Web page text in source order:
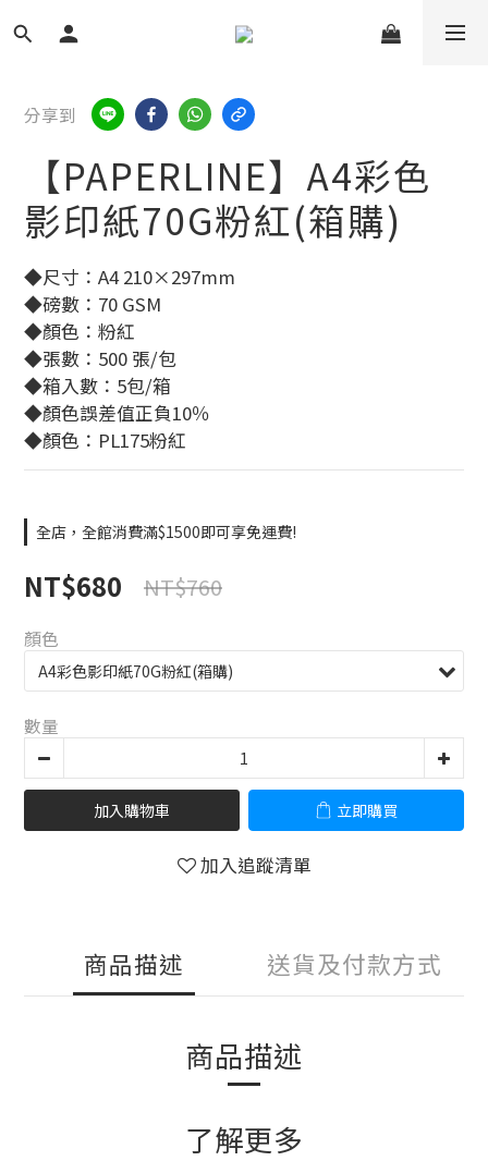
分享到
【PAPERLINE】A4彩色
影印紙70G粉紅(箱購)
◆尺寸：A4 210×297mm
◆磅數：70 GSM
◆顏色：粉紅
◆張數：500 張/包
◆箱入數：5包/箱
◆顏色誤差值正負10％
◆顏色：PL175粉紅
全店，全館消費滿$1500即可享免運費!
NT$680 NT$760
顏色
數量
加入購物車 立即購買
加入追蹤清單
商品描述 送貨及付款方式
商品描述
了解更多